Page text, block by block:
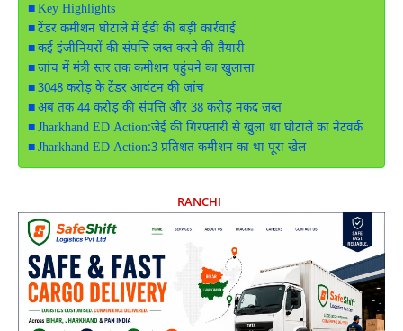
Key Highlights
टेंडर कमीशन घोटाले में ईडी की बड़ी कार्रवाई
कई इंजीनियरों की संपत्ति जब्त करने की तैयारी
जांच में मंत्री स्तर तक कमीशन पहुंचने का खुलासा
3048 करोड़ के टेंडर आवंटन की जांच
अब तक 44 करोड़ की संपत्ति और 38 करोड़ नकद जब्त
Jharkhand ED Action:जेई की गिरफ्तारी से खुला था घोटाले का नेटवर्क
Jharkhand ED Action:3 प्रतिशत कमीशन का था पूरा खेल
RANCHI